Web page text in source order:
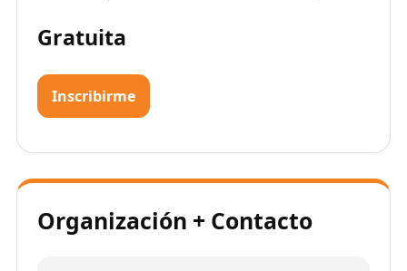
Gratuita
Inscribirme
Organización + Contacto